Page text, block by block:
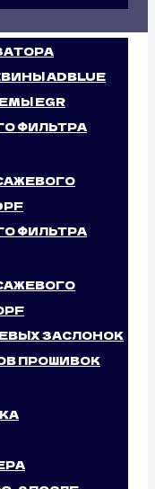
ADBLUE
EGR
ФИЛЬТРА
ФИЛЬТРА
ЗАСЛОНОК
ПРОШИВОК
(ЭБУ)